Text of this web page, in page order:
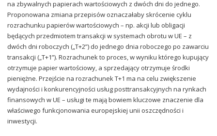
na zbywalnych papierach wartościowych z dwóch dni do jednego.
Proponowana zmiana przepisów oznaczałaby skrócenie cyklu
rozrachunku papierów wartościowych – np. akcji lub obligacji
będących przedmiotem transakcji w systemach obrotu w UE – z
dwóch dni roboczych („T+2”) do jednego dnia roboczego po zawarciu
transakcji („T+1”). Rozrachunek to proces, w wyniku którego kupujący
otrzymuje papier wartościowy, a sprzedający otrzymuje środki
pieniężne. Przejście na rozrachunek T+1 ma na celu zwiększenie
wydajności i konkurencyjności usług posttransakcyjnych na rynkach
finansowych w UE – usługi te mają bowiem kluczowe znaczenie dla
właściwego funkcjonowania europejskiej unii oszczędności i
inwestycji.